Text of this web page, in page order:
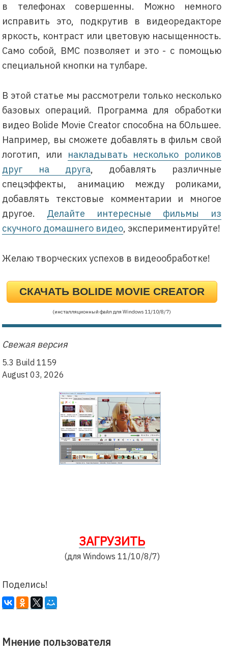
в телефонах совершенны. Можно немного
исправить это, подкрутив в видеоредакторе
яркость, контраст или цветовую насыщенность.
Само собой, BMC позволяет и это - с помощью
специальной кнопки на тулбаре.
В этой статье мы рассмотрели только несколько
базовых операций. Программа для обработки
видео Bolide Movie Creator способна на бОльшее.
Например, вы сможете добавлять в фильм свой
логотип, или
накладывать несколько роликов
друг на друга, добавлять различные
спецэффекты, анимацию между роликами,
добавлять текстовые комментарии и многое
другое. Делайте интересные фильмы из
скучного домашнего видео, экспериментируйте!
Желаю творческих успехов в видеообработке!
СКАЧАТЬ BOLIDE MOVIE CREATOR
(инсталляционный файл для Windows 11/10/8/7)
Свежая версия
5.3 Build 1159
August 03, 2026
ЗАГРУЗИТЬ
(для Windows 11/10/8/7)
Поделись!
Мнение пользователя